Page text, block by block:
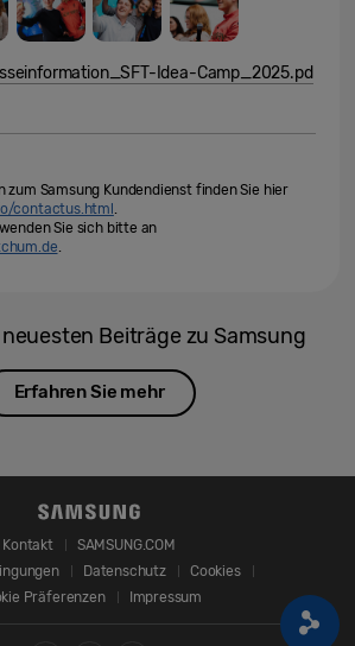
Idea-Camp_2025.pd
Samsung Kundendienst finden Sie hier
contactus.html
Sie sich bitte an
neuesten Beiträge zu Samsung
Erfahren Sie mehr
Kontakt
SAMSUNG.COM
Datenschutz
Cookies
Präferenzen
Impressum